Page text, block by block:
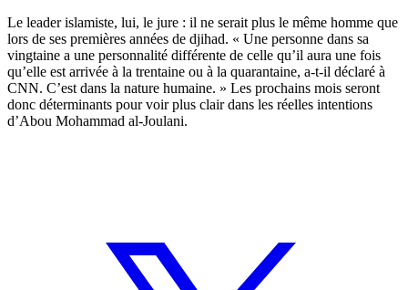
Le leader islamiste, lui, le jure : il ne serait plus le même homme que
lors de ses premières années de djihad. « Une personne dans sa
vingtaine a une personnalité différente de celle qu’il aura une fois
qu’elle est arrivée à la trentaine ou à la quarantaine, a-t-il déclaré à
CNN. C’est dans la nature humaine. » Les prochains mois seront
donc déterminants pour voir plus clair dans les réelles intentions
d’Abou Mohammad al-Joulani.